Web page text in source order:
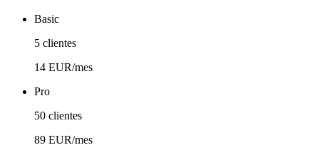
Basic
5 clientes
14 EUR/mes
Pro
50 clientes
89 EUR/mes